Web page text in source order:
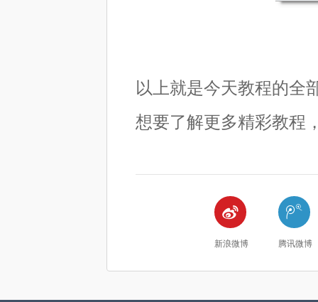
以上就是今天教程的全
想要了解更多精彩教程

新浪微博

腾讯微博